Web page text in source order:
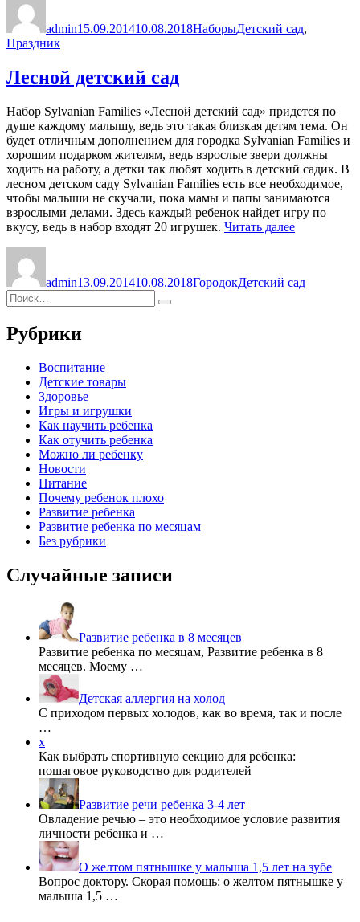
admin15.09.201410.08.2018НаборыДетский сад,
Праздник
Лесной детский сад
Набор Sylvanian Families «Лесной детский сад» придется по
душе каждому малышу, ведь это такая близкая детям тема. Он
будет отличным дополнением для городка Sylvanian Families и
хорошим подарком жителям, ведь взрослые звери должны
ходить на работу, а детки так любят ходить в детский садик. В
лесном детском саду Sylvanian Families есть все необходимое,
чтобы малыши не скучали, пока мамы и папы занимаются
взрослыми делами. Здесь каждый ребенок найдет игру по
вкусу, ведь в набор входят 20 игрушек. Читать далее«Лесной
admin13.09.201410.08.2018ГородокДетский сад
Искать:
Поиск
Рубрики
Воспитание
Детские товары
Здоровье
Игры и игрушки
Как научить ребенка
Как отучить ребенка
Можно ли ребенку
Новости
Питание
Почему ребенок плохо
Развитие ребенка
Развитие ребенка по месяцам
Без рубрики
Случайные записи
Развитие ребенка в 8 месяцев
Развитие ребенка по месяцам, Развитие ребенка в 8
месяцев. Моему …
Детская аллергия на холод
С приходом первых холодов, как во время, так и после
…
x
Как выбрать спортивную секцию для ребенка:
пошаговое руководство для родителей
Развитие речи ребенка 3-4 лет
Овладение речью – это необходимое условие развития
личности ребенка и …
О желтом пятнышке у малыша 1,5 лет на зубе
Вопрос доктору. Скорая помощь: о желтом пятнышке у
малыша 1,5 …